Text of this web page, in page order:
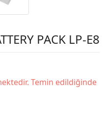
PACK LP-E8
Temin edildiğinde